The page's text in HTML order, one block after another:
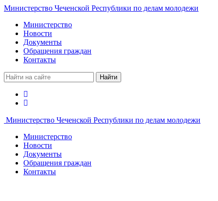
Министерство Чеченской Республики по делам молодежи
Министерство
Новости
Документы
Обращения граждан
Контакты
Найти
Министерство Чеченской Республики по делам молодежи
Министерство
Новости
Документы
Обращения граждан
Контакты